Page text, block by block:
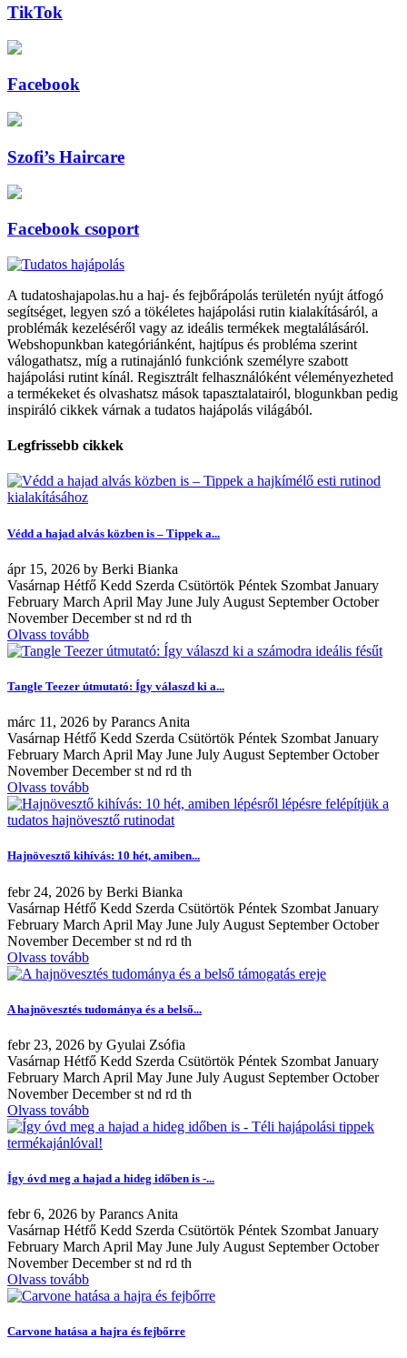
TikTok
Facebook
Szofi’s Haircare
Facebook csoport
A tudatoshajapolas.hu a haj- és fejbőrápolás területén nyújt átfogó
segítséget, legyen szó a tökéletes hajápolási rutin kialakításáról, a
problémák kezeléséről vagy az ideális termékek megtalálásáról.
Webshopunkban kategóriánként, hajtípus és probléma szerint
válogathatsz, míg a rutinajánló funkciónk személyre szabott
hajápolási rutint kínál. Regisztrált felhasználóként véleményezheted
a termékeket és olvashatsz mások tapasztalatairól, blogunkban pedig
inspiráló cikkek várnak a tudatos hajápolás világából.
Legfrissebb cikkek
Védd a hajad alvás közben is – Tippek a...
ápr 15, 2026 by Berki Bianka
Vasárnap Hétfő Kedd Szerda Csütörtök Péntek Szombat January
February March April May June July August September October
November December st nd rd th
Olvass tovább
Tangle Teezer útmutató: Így válaszd ki a...
márc 11, 2026 by Parancs Anita
Vasárnap Hétfő Kedd Szerda Csütörtök Péntek Szombat January
February March April May June July August September October
November December st nd rd th
Olvass tovább
Hajnövesztő kihívás: 10 hét, amiben...
febr 24, 2026 by Berki Bianka
Vasárnap Hétfő Kedd Szerda Csütörtök Péntek Szombat January
February March April May June July August September October
November December st nd rd th
Olvass tovább
A hajnövesztés tudománya és a belső...
febr 23, 2026 by Gyulai Zsófia
Vasárnap Hétfő Kedd Szerda Csütörtök Péntek Szombat January
February March April May June July August September October
November December st nd rd th
Olvass tovább
Így óvd meg a hajad a hideg időben is -...
febr6, 2026 by Parancs Anita
Vasárnap Hétfő Kedd Szerda Csütörtök Péntek Szombat January
February March April May June July August September October
November December st nd rd th
Olvass tovább
Carvone hatása a hajra és fejbőrre